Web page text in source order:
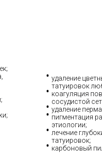
удаление
татуировок
коагуляция
сосудистой
удаление
пигментация
этиологии;
лечение
татуировок;
карбоновый